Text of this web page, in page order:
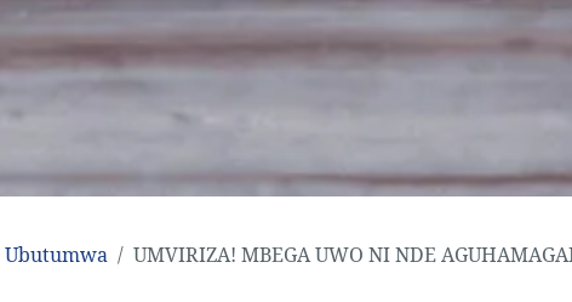
Ubutumwa UMVIRIZA! MBEGA UWO NI NDE